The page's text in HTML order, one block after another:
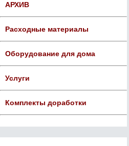
АРХИВ
Расходные материалы
Оборудование для дома
Услуги
Комплекты доработки